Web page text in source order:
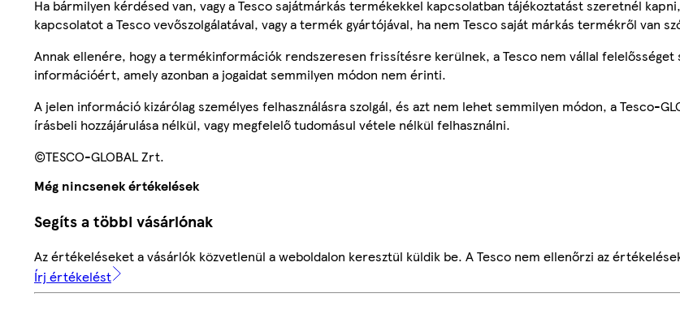
Ha bármilyen kérdésed van, vagy a Tesco sajátmárkás termékekkel kapcsolatban tájékoztatást szeretnél
kapcsolatot a Tesco vevőszolgálatával, vagy a termék gyártójával, ha nem Tesco saját márkás termékről van
Annak ellenére, hogy a termékinformációk rendszeresen frissítésre kerülnek, a Tesco nem vállal felelősséget
információért, amely azonban a jogaidat semmilyen módon nem érinti.
A jelen információ kizárólag személyes felhasználásra szolgál, és azt nem lehet semmilyen módon, a Tesco-
írásbeli hozzájárulása nélkül, vagy megfelelő tudomásul vétele nélkül felhasználni.
©TESCO-GLOBAL Zrt.
Még nincsenek értékelések
Segíts a többi vásárlónak
Az értékeléseket a vásárlók közvetlenül a weboldalon keresztül küldik be. A Tesco nem ellenőrzi az
Írj értékelést